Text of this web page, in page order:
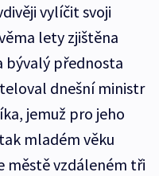
vylíčit svoji
lety zjištěna
bývalý přednosta
dnešní ministr
jemuž pro jeho
mladém věku
městě vzdáleném tři